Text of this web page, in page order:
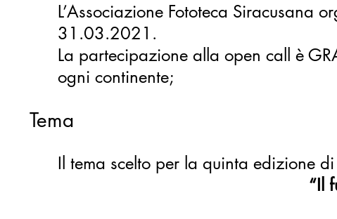
L’Associazione Fototeca
31.03.2021.
La partecipazione alla open call è
ogni continente;
Tema
Il tema scelto per la quinta edizione
“Il